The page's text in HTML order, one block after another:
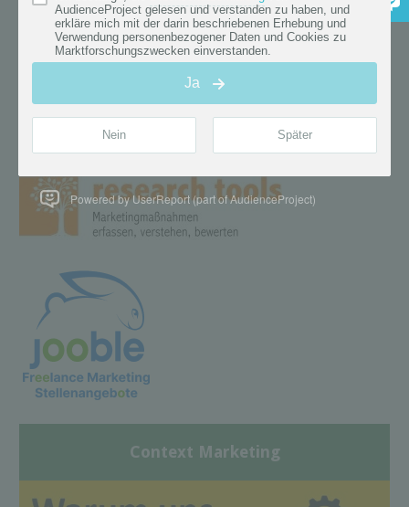
Context Marketing
Powered by UserReport (part of AudienceProject)